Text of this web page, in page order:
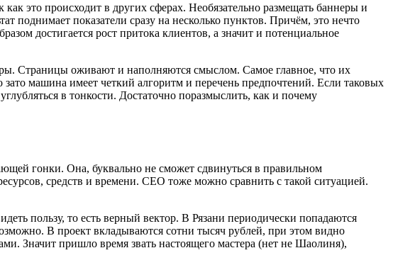
это происходит в других сферах. Необязательно размещать баннеры и
поднимает показатели сразу на несколько пунктов. Причём, это нечто
достигается рост притока клиентов, а значит и потенциальное
Страницы оживают и наполняются смыслом. Самое главное, что их
машина имеет четкий алгоритм и перечень предпочтений. Если таковых
в тонкости. Достаточно поразмыслить, как и почему
гонки. Она, буквально не сможет сдвинуться в правильном
средств и времени. СЕО тоже можно сравнить с такой ситуацией.
пользу, то есть верный вектор. В Рязани периодически попадаются
В проект вкладываются сотни тысяч рублей, при этом видно
Значит пришло время звать настоящего мастера (нет не Шаолиня),